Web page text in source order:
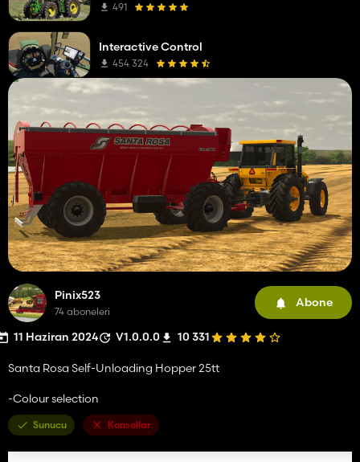
Pinix523
74 aboneleri
Abone
11 Haziran 2024 V1.0.0.0 10 331
Santa Rosa Self-Unloading Hopper 25tt
-Colour selection
Sunucu Konsollar
491
Interactive Control
454 324